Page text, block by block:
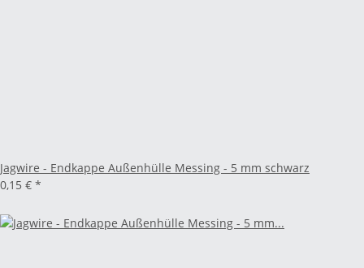
Jagwire - Endkappe Außenhülle Messing - 5 mm schwarz
0,15 € *